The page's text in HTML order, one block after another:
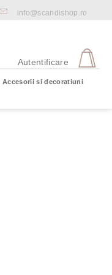
info@scandishop.ro
Autentificare
Accesorii si decoratiuni